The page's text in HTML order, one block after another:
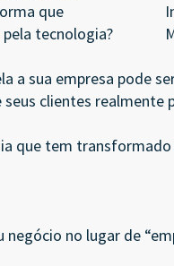
que
tecnologia?
a sua empresa pode
clientes realmente
que tem
no lugar de